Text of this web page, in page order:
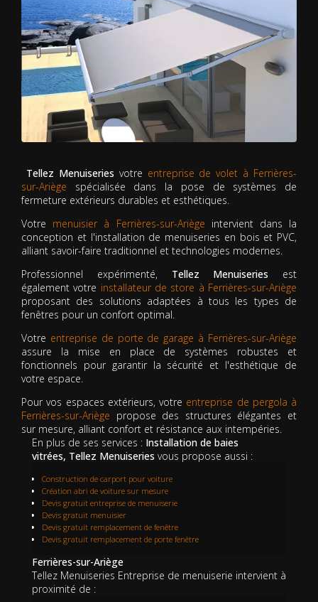
Tellez Menuiseries votre entreprise de volet à Ferrières-
sur-Ariège spécialisée dans la pose de systèmes de
fermeture extérieurs durables et esthétiques.
Votre menuisier à Ferrières-sur-Ariège intervient dans la
conception et l'installation de menuiseries en bois et PVC,
alliant savoir-faire traditionnel et technologies modernes.
Professionnel expérimenté, Tellez Menuiseries est
également votre installateur de store à Ferrières-sur-Ariège
proposant des solutions adaptées à tous les types de
fenêtres pour un confort optimal.
Votre entreprise de porte de garage à Ferrières-sur-Ariège
assure la mise en place de systèmes robustes et
fonctionnels pour garantir la sécurité et l'esthétique de
votre espace.
Pour vos espaces extérieurs, votre entreprise de pergola à
Ferrières-sur-Ariège propose des structures élégantes et
sur mesure, alliant confort et résistance aux intempéries.
En plus de ses services : Installation de baies
vitrées, Tellez Menuiseries vous propose aussi :
Construction de carport pour voiture
Création abri de voiture sur mesure
Devis gratuit entreprise de menuiserie
Devis gratuit menuisier
Devis gratuit remplacement de fenêtre
Devis gratuit remplacement de porte fenêtre
Ferrières-sur-Ariège
Tellez Menuiseries Entreprise de menuiserie intervient à
proximité de :